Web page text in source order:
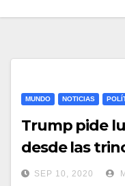
MUNDO NOTICIAS
Trump pide
desde las
SEP 10, 2020